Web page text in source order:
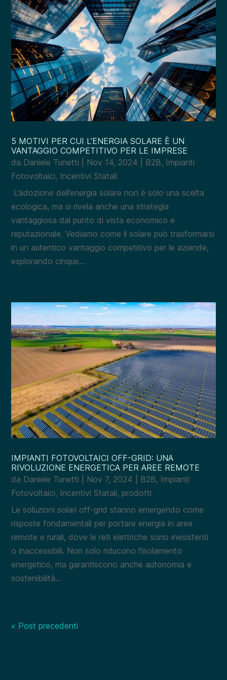
5 MOTIVI PER CUI L’ENERGIA SOLARE È UN
VANTAGGIO COMPETITIVO PER LE IMPRESE
da Daniele Tunetti Nov 14, 2024 B2B, Impianti
Fotovoltaici, Incentivi Statali
L’adozione dell’energia solare non è solo una scelta
ecologica, ma si rivela anche una strategia
vantaggiosa dal punto di vista economico e
reputazionale. Vediamo come il solare può trasformarsi
in un autentico vantaggio competitivo per le aziende,
esplorando cinque...
IMPIANTI FOTOVOLTAICI OFF-GRID: UNA
RIVOLUZIONE ENERGETICA PER AREE REMOTE
da Daniele Tunetti Nov 7, 2024 B2B, Impianti
Fotovoltaici, Incentivi Statali,prodotti
Le soluzioni solari off-grid stanno emergendo come
risposte fondamentali per portare energia in aree
remote e rurali, dove le reti elettriche sono inesistenti
o inaccessibili. Non solo riducono l'isolamento
energetico, ma garantiscono anche autonomia e
sostenibilità...
« Post precedenti